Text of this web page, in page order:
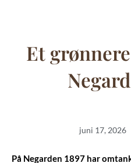
Et
juni 17, 2026
På Negarden 1897 har